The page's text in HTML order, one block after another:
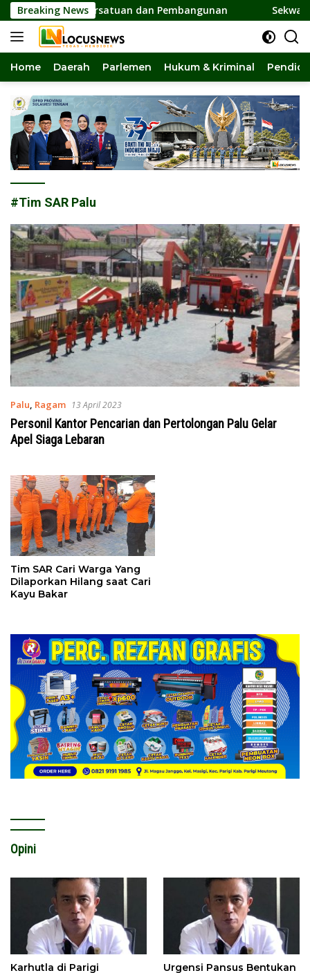
Langsung
ke
konten
Breaking News
Pilar Persatuan dan Pembangunan Sekwan DPRD
Home Daerah Parlemen Hukum & Kriminal
#Tim SAR Palu
Palu, Ragam 13 April 2023
Personil Kantor Pencarian dan Pertolongan Palu Gelar
Apel Siaga Lebaran
Tim SAR Cari Warga Yang
Dilaporkan Hilang saat Cari
Kayu Bakar
Opini
Karhutla di Parigi
Urgensi Pansus Bentukan